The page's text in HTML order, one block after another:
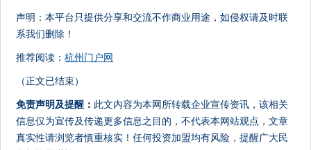
声明：本平台只提供分享和交流不作商业用途，如侵权请及时联
系我们删除！
推荐阅读：杭州门户网
（正文已结束）
免责声明及提醒： 此文内容为本网所转载企业宣传资讯，该相关
信息仅为宣传及传递更多信息之目的，不代表本网站观点，文章
真实性请浏览者慎重核实！任何投资加盟均有风险，提醒广大民